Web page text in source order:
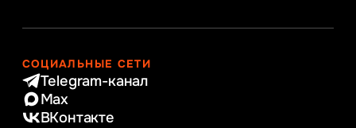
СОЦИАЛЬНЫЕ СЕТИ
Telegram-канал
Max
ВКонтакте